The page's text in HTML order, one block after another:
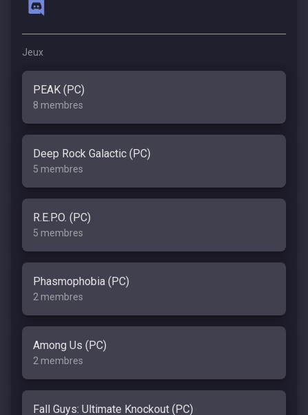
Jeux
PEAK (PC)
8 membres
Deep Rock Galactic (PC)
5 membres
R.E.P.O. (PC)
5 membres
Phasmophobia (PC)
2 membres
Among Us (PC)
2 membres
Fall Guys: Ultimate Knockout (PC)